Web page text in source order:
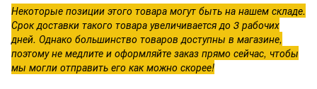
Некоторые позиции этого товара могут быть на нашем складе.
Срок доставки такого товара увеличивается до 3 рабочих
дней. Однако большинство товаров доступны в магазине,
поэтому не медлите и оформляйте заказ прямо сейчас, чтобы
мы могли отправить его как можно скорее!